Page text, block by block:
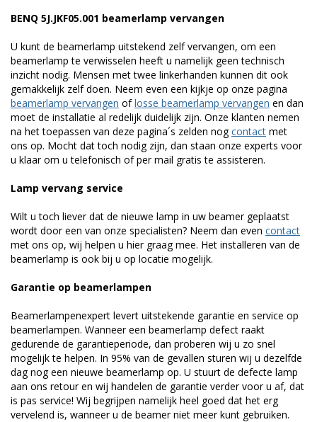
BENQ 5J.JKF05.001 beamerlamp vervangen
U kunt de beamerlamp uitstekend zelf vervangen, om een
beamerlamp te verwisselen heeft u namelijk geen technisch
inzicht nodig. Mensen met twee linkerhanden kunnen dit ook
gemakkelijk zelf doen. Neem even een kijkje op onze pagina
beamerlamp vervangen oflosse beamerlamp vervangen en dan
moet de installatie al redelijk duidelijk zijn. Onze klanten nemen
na het toepassen van deze pagina´s zelden nogcontact met
ons op. Mocht dat toch nodig zijn, dan staan onze experts voor
u klaar om u telefonisch of per mail gratis te assisteren.
Lamp vervang service
Wilt u toch liever dat de nieuwe lamp in uw beamer geplaatst
wordt door een van onze specialisten? Neem dan even contact
met ons op, wij helpen u hier graag mee. Het installeren van de
beamerlamp is ook bij u op locatie mogelijk.
Garantie op beamerlampen
Beamerlampenexpert levert uitstekende garantie en service op
beamerlampen. Wanneer een beamerlamp defect raakt
gedurende de garantieperiode, dan proberen wij u zo snel
mogelijk te helpen. In 95% van de gevallen sturen wij u dezelfde
dag nog een nieuwe beamerlamp op. U stuurt de defecte lamp
aan ons retour en wij handelen de garantie verder voor u af, dat
is pas service! Wij begrijpen namelijk heel goed dat het erg
vervelend is, wanneer u de beamer niet meer kunt gebruiken.